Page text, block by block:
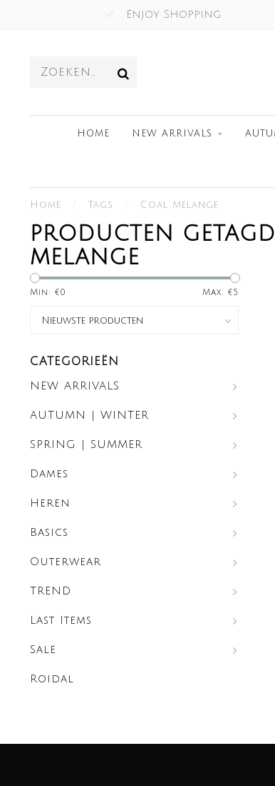
Enjoy Shopping
HOME NEW ARRIVALS
Home Tags Coal Melange
PRODUCTEN
MELANGE
Min: €0 Max: €5
CATEGORIEËN
NEW ARRIVALS
AUTUMN | WINTER
SPRING | SUMMER
Dames
Heren
Basics
Outerwear
TREND
Last Items
Sale
Roidal